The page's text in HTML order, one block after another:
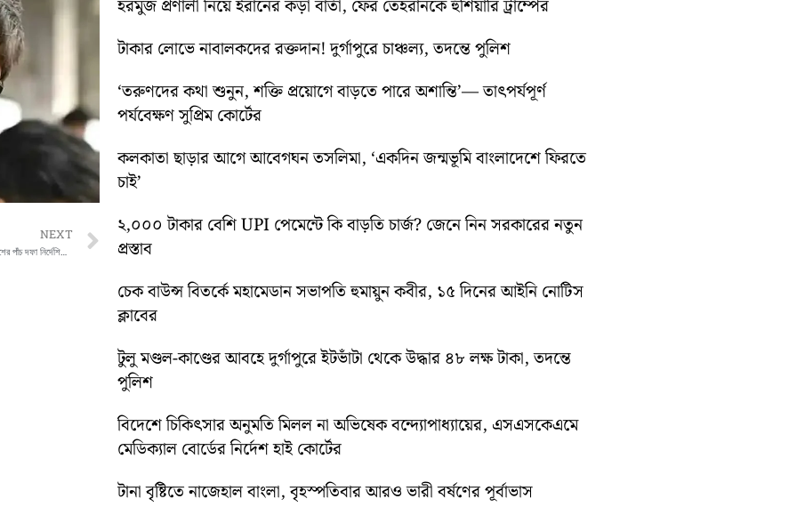
NEXT
আইনশৃঙ্খলায় কড়া বার্তা রাজ্যের, পশ্চিমবঙ্গ পুলিশের পাঁচ দফা নির্দেশিকা জারি Next
হরমুজ প্রণালী নিয়ে ইরানের কড়া বার্তা, ফের তেহরানকে হুঁশিয়ারি ট্রাম্পের
টাকার লোভে নাবালকদের রক্তদান! দুর্গাপুরে চাঞ্চল্য, তদন্তে পুলিশ
‘তরুণদের কথা শুনুন, শক্তি প্রয়োগে বাড়তে পারে অশান্তি’— তাৎপর্যপূর্ণ
পর্যবেক্ষণ সুপ্রিম কোর্টের
কলকাতা ছাড়ার আগে আবেগঘন তসলিমা, ‘একদিন জন্মভূমি বাংলাদেশে ফিরতে
চাই’
২,০০০ টাকার বেশি UPI পেমেন্টে কি বাড়তি চার্জ? জেনে নিন সরকারের নতুন
প্রস্তাব
চেক বাউন্স বিতর্কে মহামেডান সভাপতি হুমায়ুন কবীর, ১৫ দিনের আইনি নোটিস
ক্লাবের
টুলু মণ্ডল-কাণ্ডের আবহে দুর্গাপুরে ইটভাঁটা থেকে উদ্ধার ৪৮ লক্ষ টাকা, তদন্তে
পুলিশ
বিদেশে চিকিৎসার অনুমতি মিলল না অভিষেক বন্দ্যোপাধ্যায়ের, এসএসকেএমে
মেডিক্যাল বোর্ডের নির্দেশ হাই কোর্টের
টানা বৃষ্টিতে নাজেহাল বাংলা, বৃহস্পতিবার আরও ভারী বর্ষণের পূর্বাভাস